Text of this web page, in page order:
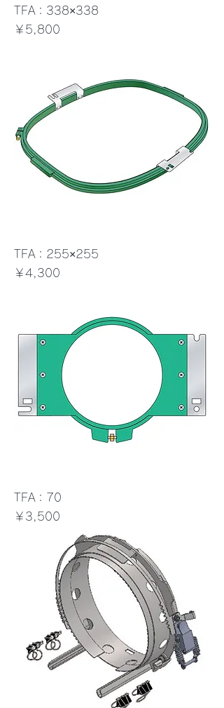
TFA：338×338
価格
￥5,800
TFA：255×255
価格
￥4,300
TFA：70
価格
￥3,500